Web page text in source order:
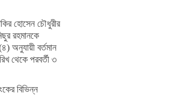
হোসেন চৌধুরীর
রহমানকে
অনুযায়ী বর্তমান
থেকে পরবর্তী ৩
বিভিন্ন